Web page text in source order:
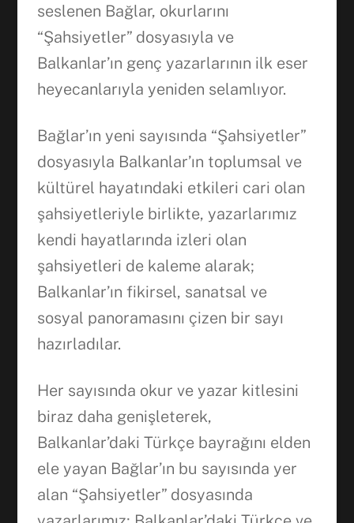
seslenen Bağlar, okurlarını
“Şahsiyetler” dosyasıyla ve
Balkanlar’ın genç yazarlarının ilk eser
heyecanlarıyla yeniden selamlıyor.
Bağlar’ın yeni sayısında “Şahsiyetler”
dosyasıyla Balkanlar’ın toplumsal ve
kültürel hayatındaki etkileri cari olan
şahsiyetleriyle birlikte, yazarlarımız
kendi hayatlarında izleri olan
şahsiyetleri de kaleme alarak;
Balkanlar’ın fikirsel, sanatsal ve
sosyal panoramasını çizen bir sayı
hazırladılar.
Her sayısında okur ve yazar kitlesini
biraz daha genişleterek,
Balkanlar’daki Türkçe bayrağını elden
ele yayan Bağlar’ın bu sayısında yer
alan “Şahsiyetler” dosyasında